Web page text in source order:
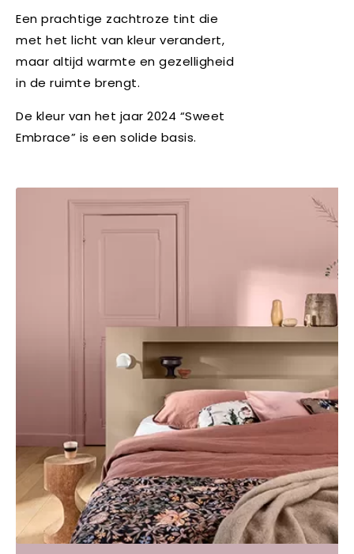
Een prachtige zachtroze tint die
met het licht van kleur verandert,
maar altijd warmte en gezelligheid
in de ruimte brengt.
De kleur van het jaar 2024 “Sweet
Embrace” is een solide basis.